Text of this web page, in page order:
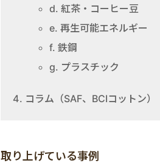
d. 紅茶・コーヒー豆
e. 再生可能エネルギー
f. 鉄鋼
g. プラスチック
コラム（SAF、BCIコットン）
取り上げている事例